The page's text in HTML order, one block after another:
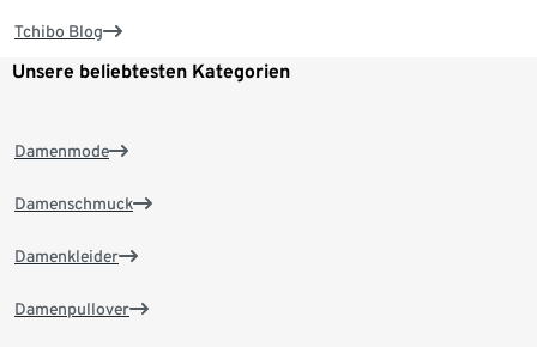
Tchibo Blog
Unsere beliebtesten Kategorien
Damenmode
Damenschmuck
Damenkleider
Damenpullover